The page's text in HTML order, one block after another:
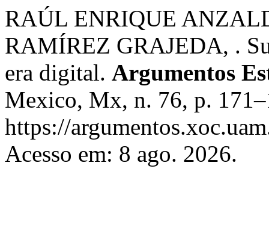
RAÚL ENRIQUE
RAMÍREZ GRAJEDA, .
era digital. Argumentos
Mexico, Mx, n. 76, p.
https://
Acesso em: 8 ago. 2026.